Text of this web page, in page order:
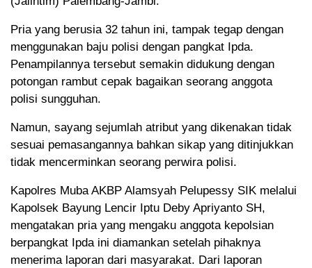
Pria yang berusia 32 tahun ini, tampak tegap dengan
menggunakan baju polisi dengan pangkat Ipda.
Penampilannya tersebut semakin didukung dengan
potongan rambut cepak bagaikan seorang anggota
polisi sungguhan.
Namun, sayang sejumlah atribut yang dikenakan tidak
sesuai pemasangannya bahkan sikap yang ditinjukkan
tidak mencerminkan seorang perwira polisi.
Kapolres Muba AKBP Alamsyah Pelupessy SIK melalui
Kapolsek Bayung Lencir Iptu Deby Apriyanto SH,
mengatakan pria yang mengaku anggota kepolsian
berpangkat Ipda ini diamankan setelah pihaknya
menerima laporan dari masyarakat. Dari laporan